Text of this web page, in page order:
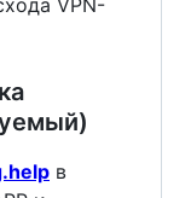
VPN-
в